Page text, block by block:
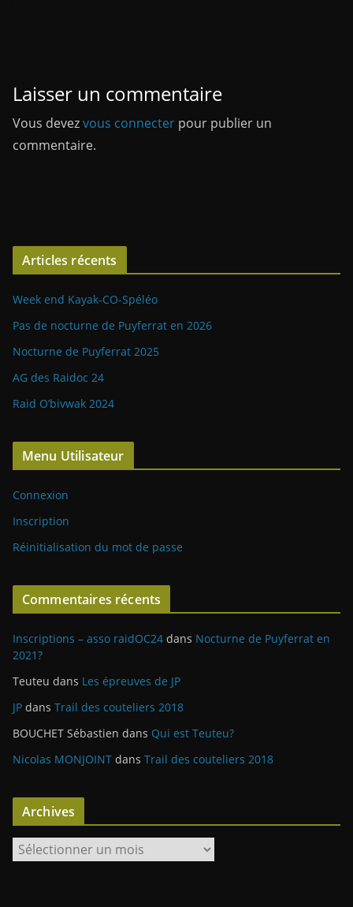
Laisser un commentaire
Vous devezvous connecter pour publier un
commentaire.
Articles récents
Week end Kayak-CO-Spéléo
Pas de nocturne de Puyferrat en 2026
Nocturne de Puyferrat 2025
AG des Raidoc 24
Raid O’bivwak 2024
Menu Utilisateur
Connexion
Inscription
Réinitialisation du mot de passe
Commentaires récents
Inscriptions – asso raidOC24 dans Nocturne de Puyferrat en
2021?
Teuteu dans Les épreuves de JP
JP dans Trail des couteliers 2018
BOUCHET Sébastien dans Qui est Teuteu?
Nicolas MONJOINT dans Trail des couteliers 2018
Archives
r